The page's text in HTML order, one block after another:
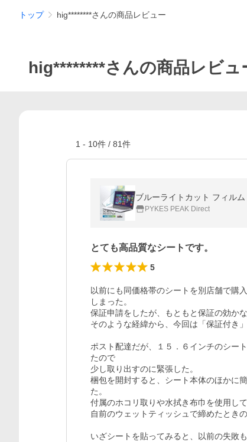
トップ hig********さんの商品レビュー
hig********さんの商品レビュ
1 - 10件 / 81件
ブルーライトカット フィル
PYKES PEAK Direct
とても高品質なシートです。
5
以前にも同価格帯のシートを別店舗で購
しまった。
保証申請をしたが、もともと保証の効か
そのような経緯から、今回は「保証付き
ポスト配達だが、１５．６インチのシー
たので
少し取り出すのに緊張した。
梱包を開封すると、シート本体のほかに
た。
付属のホコリ取りや水拭き布巾を使用し
自前のウェットティッシュで締めたとき
いざシートを貼ってみると、以前の失敗